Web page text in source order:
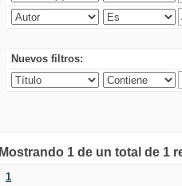
Nuevos filtros:
Mostrando 1 de un total de 1
1